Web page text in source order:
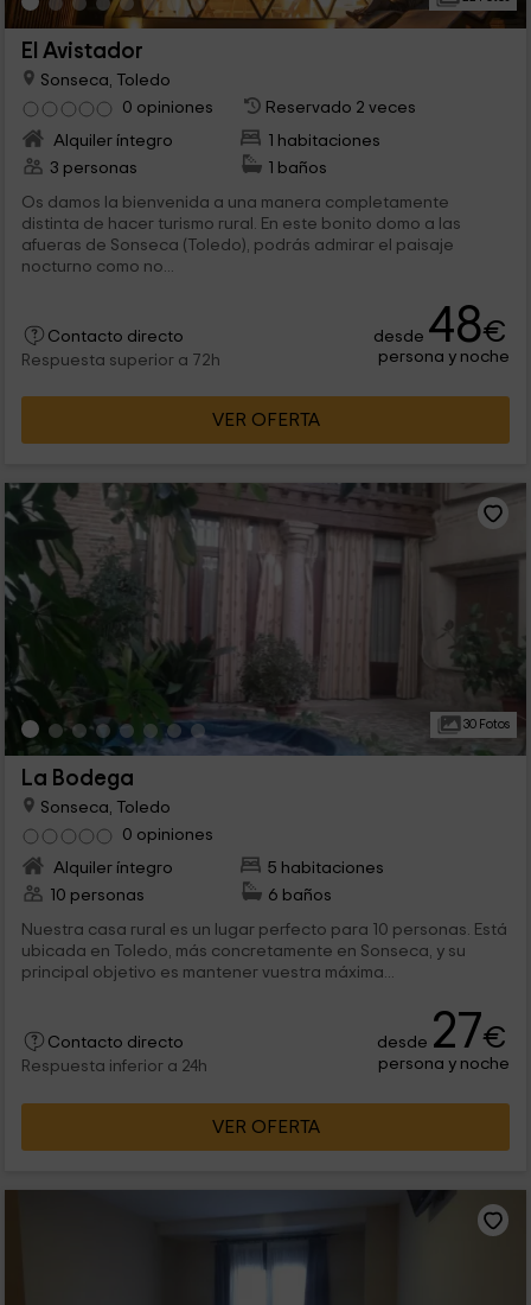
El Avistador
Sonseca, Toledo
0 opiniones
Reservado 2 veces
Alquiler íntegro
1 habitaciones
3 personas
1 baños
Os damos la bienvenida a una manera completamente
distinta de hacer turismo rural. En este bonito domo a las
afueras de Sonseca (Toledo), podrás admirar el paisaje
nocturno como no...
Contacto directo
Respuesta superior a 72h
desde 48€
persona y noche
VER OFERTA
30 Fotos
La Bodega
Sonseca, Toledo
0 opiniones
Alquiler íntegro
5 habitaciones
10 personas
6 baños
Nuestra casa rural es un lugar perfecto para 10 personas. Está
ubicada en Toledo, más concretamente en Sonseca, y su
principal objetivo es mantener vuestra máxima...
Contacto directo
Respuesta inferior a 24h
desde 27€
persona y noche
VER OFERTA